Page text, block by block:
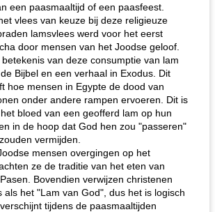
de jamcake van Georgië tennessee blauwe kaasperen kip
een paasmaaltijd of een paasfeest.
vlees van keuze bij deze religieuze
lamsvlees werd voor het eerst
door mensen van het Joodse geloof.
van deze consumptie van lam
Bijbel en een verhaal in Exodus. Dit
hoe mensen in Egypte de dood van
onder andere rampen ervoeren. Dit is
bloed van een geofferd lam op hun
in de hoop dat God hen zou "passeren"
vermijden.
mensen overgingen op het
ze de traditie van het eten van
Bovendien verwijzen christenen
als het "Lam van God", dus het is logisch
tijdens de paasmaaltijden